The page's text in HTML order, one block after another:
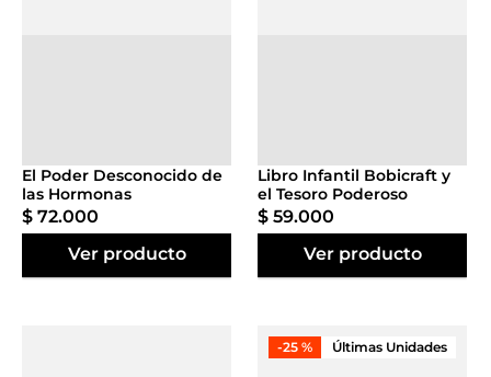
El Poder Desconocido de
las Hormonas
$ 72.000
Ver producto
Libro Infantil Bobicraft y
el Tesoro Poderoso
$ 59.000
Ver producto
-25 % Últimas Unidades